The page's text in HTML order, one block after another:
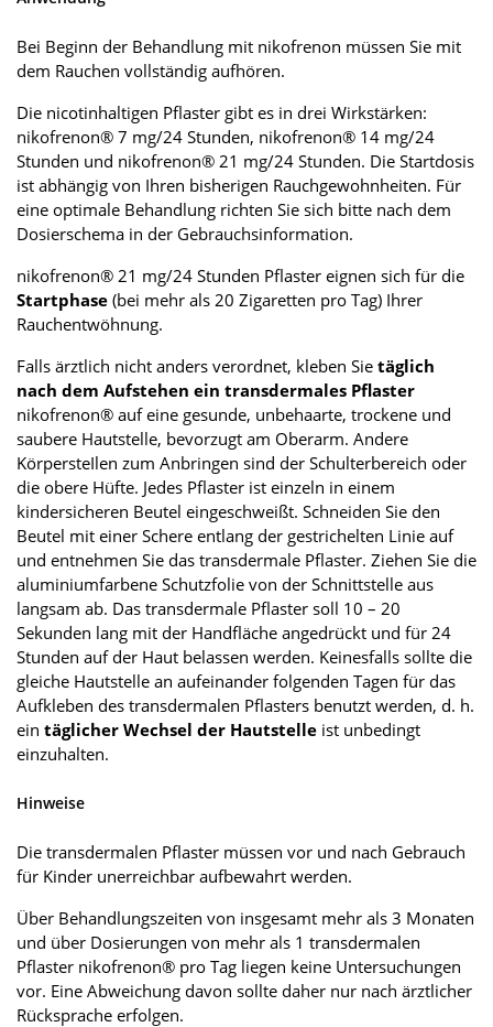
Bei Beginn der Behandlung mit nikofrenon müssen Sie mit
dem Rauchen vollständig aufhören.
Die nicotinhaltigen Pflaster gibt es in drei Wirkstärken:
nikofrenon® 7 mg/24 Stunden, nikofrenon® 14 mg/24
Stunden und nikofrenon® 21 mg/24 Stunden. Die Startdosis
ist abhängig von Ihren bisherigen Rauchgewohnheiten. Für
eine optimale Behandlung richten Sie sich bitte nach dem
Dosierschema in der Gebrauchsinformation.
nikofrenon® 21 mg/24 Stunden Pflaster eignen sich für die
Startphase (bei mehr als 20 Zigaretten pro Tag) Ihrer
Rauchentwöhnung.
Falls ärztlich nicht anders verordnet, kleben Sie täglich
nach dem Aufstehen ein transdermales Pflaster
nikofrenon® auf eine gesunde, unbehaarte, trockene und
saubere Hautstelle, bevorzugt am Oberarm. Andere
KörpersteIlen zum Anbringen sind der Schulterbereich oder
die obere Hüfte. Jedes Pflaster ist einzeln in einem
kindersicheren Beutel eingeschweißt. Schneiden Sie den
Beutel mit einer Schere entlang der gestrichelten Linie auf
und entnehmen Sie das transdermale Pflaster. Ziehen Sie die
aluminiumfarbene Schutzfolie von der Schnittstelle aus
langsam ab. Das transdermale Pflaster soll 10 – 20
Sekunden lang mit der Handfläche angedrückt und für 24
Stunden auf der Haut belassen werden. Keinesfalls sollte die
gleiche Hautstelle an aufeinander folgenden Tagen für das
Aufkleben des transdermalen Pflasters benutzt werden, d. h.
ein täglicher Wechsel der Hautstelle ist unbedingt
einzuhalten.
Hinweise
Die transdermalen Pflaster müssen vor und nach Gebrauch
für Kinder unerreichbar aufbewahrt werden.
Über Behandlungszeiten von insgesamt mehr als 3 Monaten
und über Dosierungen von mehr als 1 transdermalen
Pflaster nikofrenon® pro Tag liegen keine Untersuchungen
vor. Eine Abweichung davon sollte daher nur nach ärztlicher
Rücksprache erfolgen.